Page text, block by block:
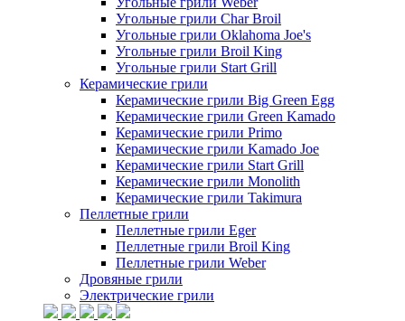
Угольные грили Char Broil
Угольные грили Oklahoma Joe's
Угольные грили Broil King
Угольные грили Start Grill
Керамические грили
Керамические грили Big Green Egg
Керамические грили Green Kamado
Керамические грили Primo
Керамические грили Kamado Joe
Керамические грили Start Grill
Керамические грили Monolith
Керамические грили Takimura
Пеллетные грили
Пеллетные грили Eger
Пеллетные грили Broil King
Пеллетные грили Weber
Дровяные грили
Электрические грили